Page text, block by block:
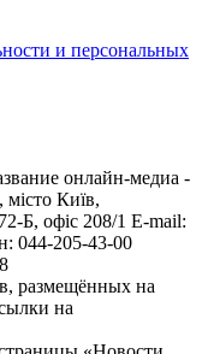
и персональных
онлайн-медиа -
Київ,
офіс 208/1 E-mail:
044-205-43-00
размещённых на
на